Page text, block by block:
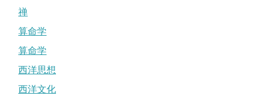
禅
算命学
算命学
西洋思想
西洋文化